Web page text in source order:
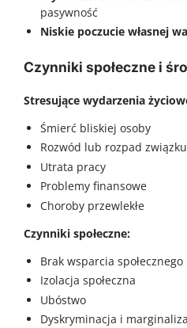
pasywność
Niskie poczucie własnej
Czynniki społeczne i
Stresujące wydarzenia
Śmierć bliskiej osoby
Rozwód lub rozpad związku
Utrata pracy
Problemy finansowe
Choroby przewlekłe
Czynniki społeczne:
Brak wsparcia społecznego
Izolacja społeczna
Ubóstwo
Dyskryminacja i